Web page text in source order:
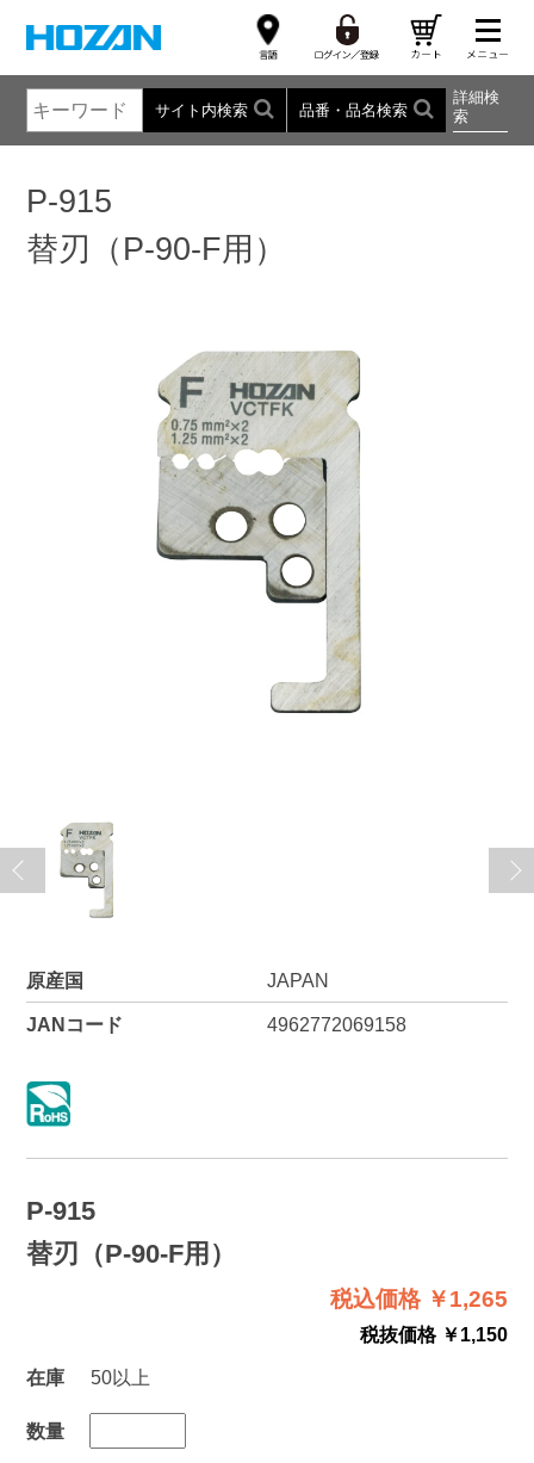
サイト内検索 品番・品名検索
詳細検
索
P-915
替刃（P-90-F用）
原産国 JAPAN
JANコード 4962772069158
P-915
替刃（P-90-F用）
税込価格 ￥1,265
税抜価格 ￥1,150
在庫
50以上
数量